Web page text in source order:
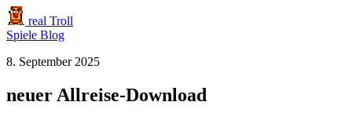
real Troll
Spiele Blog
8. September 2025
neuer Allreise-Download